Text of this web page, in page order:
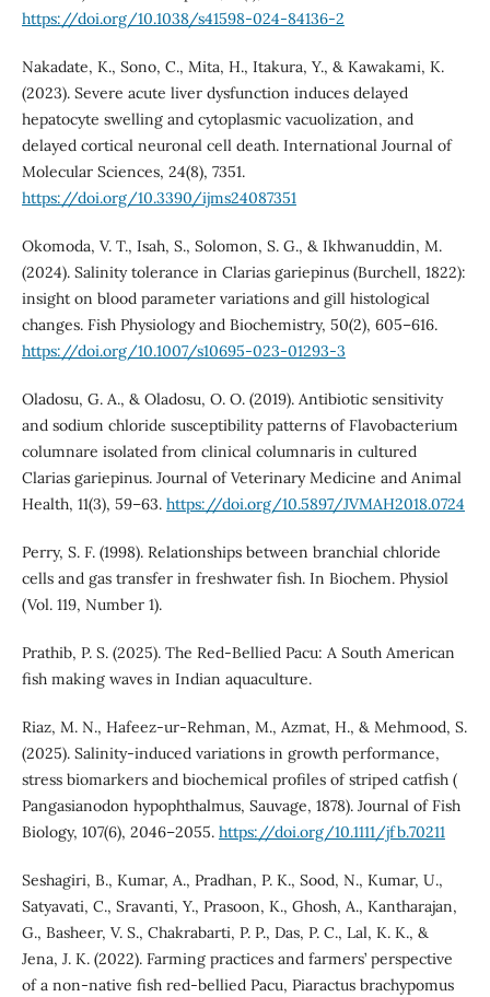
https://doi.org/10.1038/s41598-024-84136-2
Nakadate, K., Sono, C., Mita, H., Itakura, Y., & Kawakami, K.
(2023). Severe acute liver dysfunction induces delayed
hepatocyte swelling and cytoplasmic vacuolization, and
delayed cortical neuronal cell death. International Journal of
Molecular Sciences, 24(8), 7351.
https://doi.org/10.3390/ijms24087351
Okomoda, V. T., Isah, S., Solomon, S. G., & Ikhwanuddin, M.
(2024). Salinity tolerance in Clarias gariepinus (Burchell, 1822):
insight on blood parameter variations and gill histological
changes. Fish Physiology and Biochemistry, 50(2), 605–616.
https://doi.org/10.1007/s10695-023-01293-3
Oladosu, G. A., & Oladosu, O. O. (2019). Antibiotic sensitivity
and sodium chloride susceptibility patterns of Flavobacterium
columnare isolated from clinical columnaris in cultured
Clarias gariepinus. Journal of Veterinary Medicine and Animal
Health, 11(3), 59–63. https://doi.org/10.5897/JVMAH2018.0724
Perry, S. F. (1998). Relationships between branchial chloride
cells and gas transfer in freshwater fish. In Biochem. Physiol
(Vol. 119, Number 1).
Prathib, P. S. (2025). The Red-Bellied Pacu: A South American
fish making waves in Indian aquaculture.
Riaz, M. N., Hafeez‐ur‐Rehman, M., Azmat, H., & Mehmood, S.
(2025). Salinity‐induced variations in growth performance,
stress biomarkers and biochemical profiles of striped catfish (
Pangasianodon hypophthalmus, Sauvage, 1878). Journal of Fish
Biology, 107(6), 2046–2055. https://doi.org/10.1111/jfb.70211
Seshagiri, B., Kumar, A., Pradhan, P. K., Sood, N., Kumar, U.,
Satyavati, C., Sravanti, Y., Prasoon, K., Ghosh, A., Kantharajan,
G., Basheer, V. S., Chakrabarti, P. P., Das, P. C., Lal, K. K., &
Jena, J. K. (2022). Farming practices and farmers’ perspective
of a non-native fish red-bellied Pacu, Piaractus brachypomus